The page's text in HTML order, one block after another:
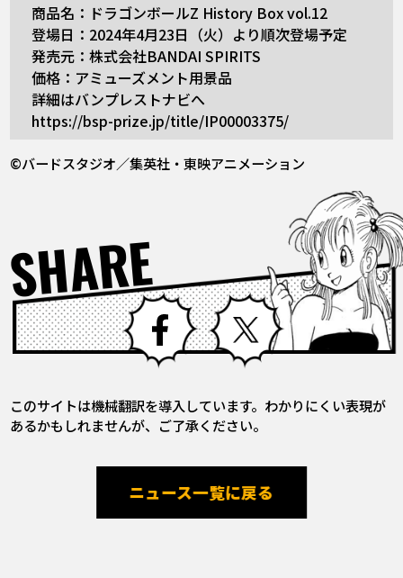
商品名：ドラゴンボールZ History Box vol.12
登場日：2024年4月23日（火）より順次登場予定
発売元：株式会社BANDAI SPIRITS
価格：アミューズメント用景品
詳細はバンプレストナビへ
https://bsp-prize.jp/title/IP00003375/
©バードスタジオ／集英社・東映アニメーション
SHARE Facebook X
このサイトは機械翻訳を導入しています。わかりにくい表現が
あるかもしれませんが、ご了承ください。
ニュース一覧に戻る